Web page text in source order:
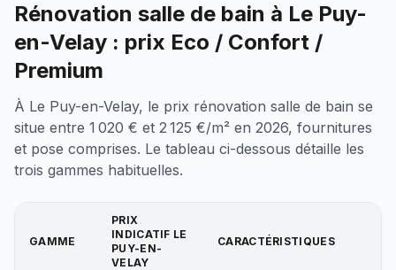
Rénovation salle de bain à Le Puy-
en-Velay : prix Eco / Confort /
Premium
À Le Puy-en-Velay, le prix rénovation salle de bain se
situe entre 1 020 € et 2 125 €/m² en 2026, fournitures
et pose comprises. Le tableau ci-dessous détaille les
trois gammes habituelles.
GAMME
PRIX
INDICATIF LE
PUY-EN-
VELAY
CARACTÉRISTIQUES